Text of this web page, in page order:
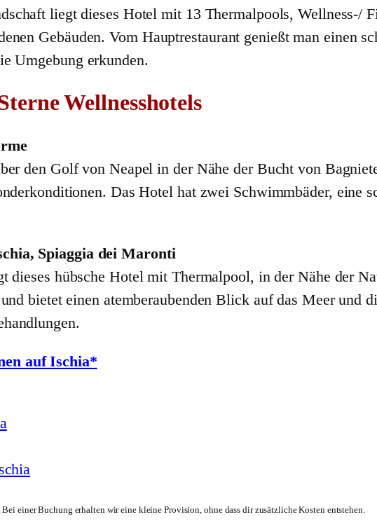
liegt dieses Hotel mit 13 Thermalpools, Wellness-/
Gebäuden. Vom Hauptrestaurant genießt man einen
Umgebung erkunden.
Wellnesshotels
den Golf von Neapel in der Nähe der Bucht von
Das Hotel hat zwei Schwimmbäder, eine
Spiaggia dei Maronti
hübsche Hotel mit Thermalpool, in der Nähe der
bietet einen atemberaubenden Blick auf das Meer und
auf Ischia*
einer Buchung erhalten wir eine kleine Provision, ohne dass dir zusätzliche Kosten entstehen.